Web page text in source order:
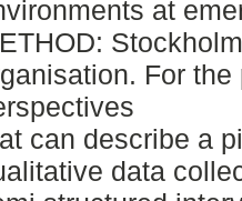
at
For
can describe a
data